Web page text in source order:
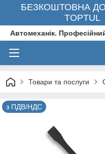
БЕЗКОШТОВНА
TOPTUL
Автомеханік.
Товари та послуги
з ПДВ/НДС